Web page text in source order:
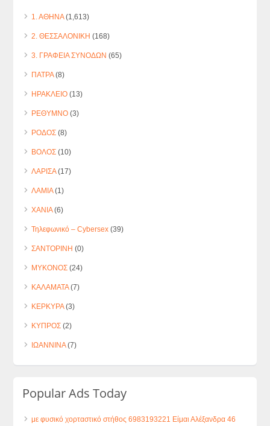
1. ΑΘΗΝΑ(1,613)
2. ΘΕΣΣΑΛΟΝΙΚΗ (168)
3. ΓΡΑΦΕΙΑ ΣΥΝΟΔΩΝ (65)
ΠΑΤΡΑ(8)
ΗΡΑΚΛΕΙΟ (13)
ΡΕΘΥΜΝΟ (3)
ΡΟΔΟΣ (8)
ΒΟΛΟΣ (10)
ΛΑΡΙΣΑ(17)
ΛΑΜΙΑ(1)
ΧΑΝΙΑ(6)
Τηλεφωνικό – Cybersex (39)
ΣΑΝΤΟΡΙΝΗ (0)
ΜΥΚΟΝΟΣ (24)
ΚΑΛΑΜΑΤΑ(7)
ΚΕΡΚΥΡΑ(3)
ΚΥΠΡΟΣ (2)
ΙΩΑΝΝΙΝΑ(7)
Popular Ads Today
με φυσικό χορταστικό στήθος 6983193221 Είμαι Αλέξανδρα 46